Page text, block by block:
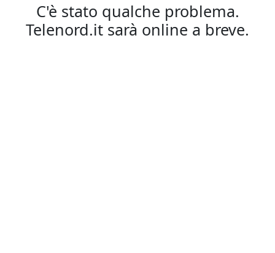
C'è stato qualche problema.
Telenord.it sarà online a breve.